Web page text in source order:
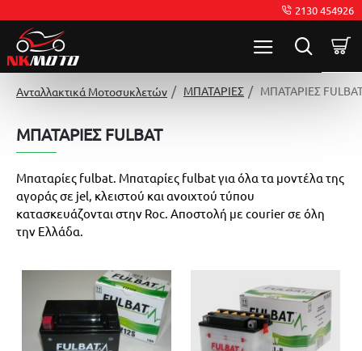
2130 454926
Ανταλλακτικά Μοτοσυκλετών ΜΠΑΤΑΡΙΕΣ ΜΠΑΤΑΡΙΕΣ
ΜΠΑΤΑΡΙΕΣ FULBAT
Μπαταρίες fulbat. Μπαταρίες fulbat για όλα τα μοντέλα της
αγοράς σε jel, κλειστού και ανοιχτού τύπου
κατασκευάζονται στην Roc. Αποστολή με courier σε όλη
την Ελλάδα.